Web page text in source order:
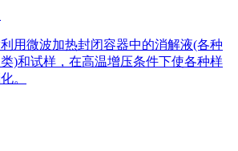
用微波加热封闭容器中的消解液(各种
)和试样，在高温增压条件下使各种样
。